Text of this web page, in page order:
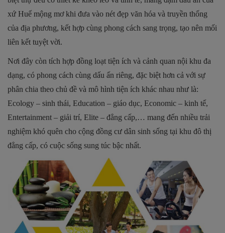
xứ Huế mộng mơ khi đưa vào nét đẹp văn hóa và truyền thống
của địa phương, kết hợp cùng phong cách sang trọng, tạo nên mối
liên kết tuyệt vời.
Nơi đây còn tích hợp đồng loạt tiện ích và cảnh quan nội khu đa
dạng, có phong cách cùng dấu ấn riêng, đặc biệt hơn cả với sự
phân chia theo chủ đề và mô hình tiện ích khác nhau như là:
Ecology – sinh thái, Education – giáo dục, Economic – kinh tế,
Entertainment – giải trí, Elite – đẳng cấp,… mang đến nhiều trải
nghiệm khó quên cho cộng đồng cư dân sinh sống tại khu đô thị
đẳng cấp, có cuộc sống sung túc bậc nhất.